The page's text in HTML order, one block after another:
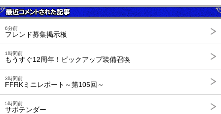
6分前
フレンド募集掲示板
1時間前
もうすぐ12周年！ピックアップ装備召喚
3時間前
FFRKミニレポート～第105回～
5時間前
サボテンダー